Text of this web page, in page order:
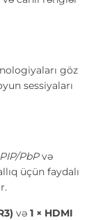
göz
sessiyaları
PIP/PbPvə
üçün faydalı
və1 × HDMI